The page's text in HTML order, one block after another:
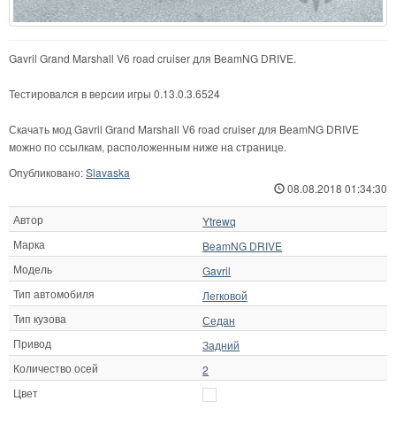
Gavril Grand Marshall V6 road cruiser для BeamNG DRIVE.
Тестировался в версии игры 0.13.0.3.6524
Скачать мод Gavril Grand Marshall V6 road cruiser для BeamNG DRIVE
можно по ссылкам, расположенным ниже на странице.
Опубликовано:Slavaska
08.08.2018 01:34:30
Автор
Ytrewq
Марка
BeamNG DRIVE
Модель
Gavril
Тип автомобиля
Легковой
Тип кузова
Седан
Привод
Задний
Количество осей
2
Цвет